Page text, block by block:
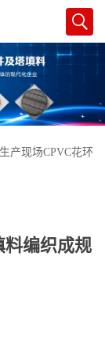
产现场CPVC花环
料编织成规